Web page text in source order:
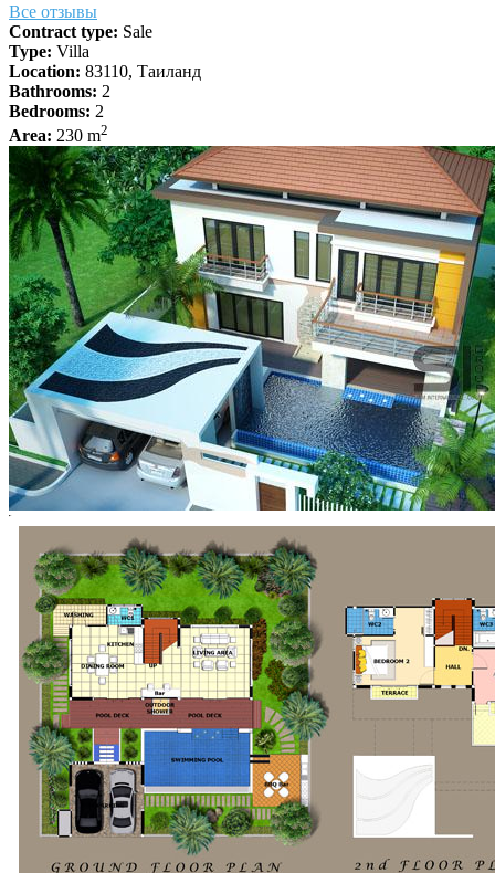
Все отзывы
Contract type: Sale
Type: Villa
Location: 83110, Таиланд
Bathrooms: 2
Bedrooms: 2
Area: 230 m2